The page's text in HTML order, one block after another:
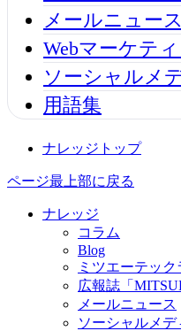
メールニュース
Webマーケテ
ソーシャルメ
用語集
ナレッジトップ
ページ最上部に戻る
ナレッジ
コラム
Blog
ミツエーテック
広報誌「
メールニュース
ソーシャルメデ